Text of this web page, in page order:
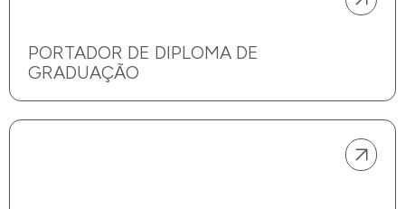
PORTADOR DE DIPLOMA DE
GRADUAÇÃO